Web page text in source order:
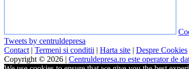
Tweets by centruldepresa
Contact | Termeni si conditii | Harta site | Despre Cookies
Copyright © 2026 | Centruldepresa.ro este operator de